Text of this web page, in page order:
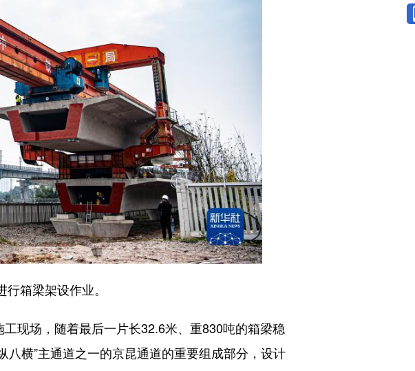
箱梁架设作业。
现场，随着最后一片长32.6米、重830吨的箱梁稳
横”主通道之一的京昆通道的重要组成部分，设计